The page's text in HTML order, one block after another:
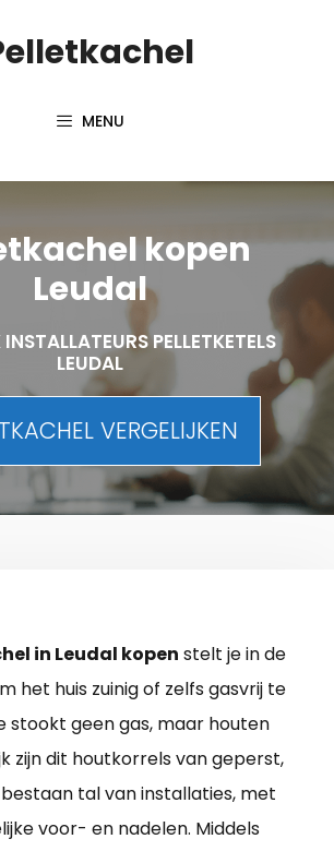
MENU
kopen
Leudal
PELLETKETELS
LEUDAL
VERGELIJKEN
in Leudal kopen stelt je in de
het huis zuinig of zelfs gasvrij te
stookt geen gas, maar houten
zijn dit houtkorrels van geperst,
bestaan tal van installaties, met
voor- en nadelen. Middels